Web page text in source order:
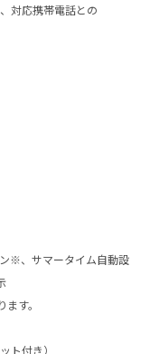
対応携帯電話との
※、サマータイム自動設
す。
ト付き）